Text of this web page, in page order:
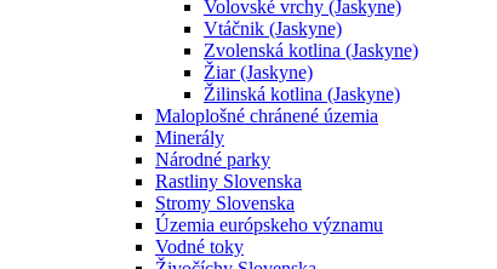
Volovské vrchy (Jaskyne)
Vtáčnik (Jaskyne)
Zvolenská kotlina (Jaskyne)
Žiar (Jaskyne)
Žilinská kotlina (Jaskyne)
Maloplošné chránené územia
Minerály
Národné parky
Rastliny Slovenska
Stromy Slovenska
Územia európskeho významu
Vodné toky